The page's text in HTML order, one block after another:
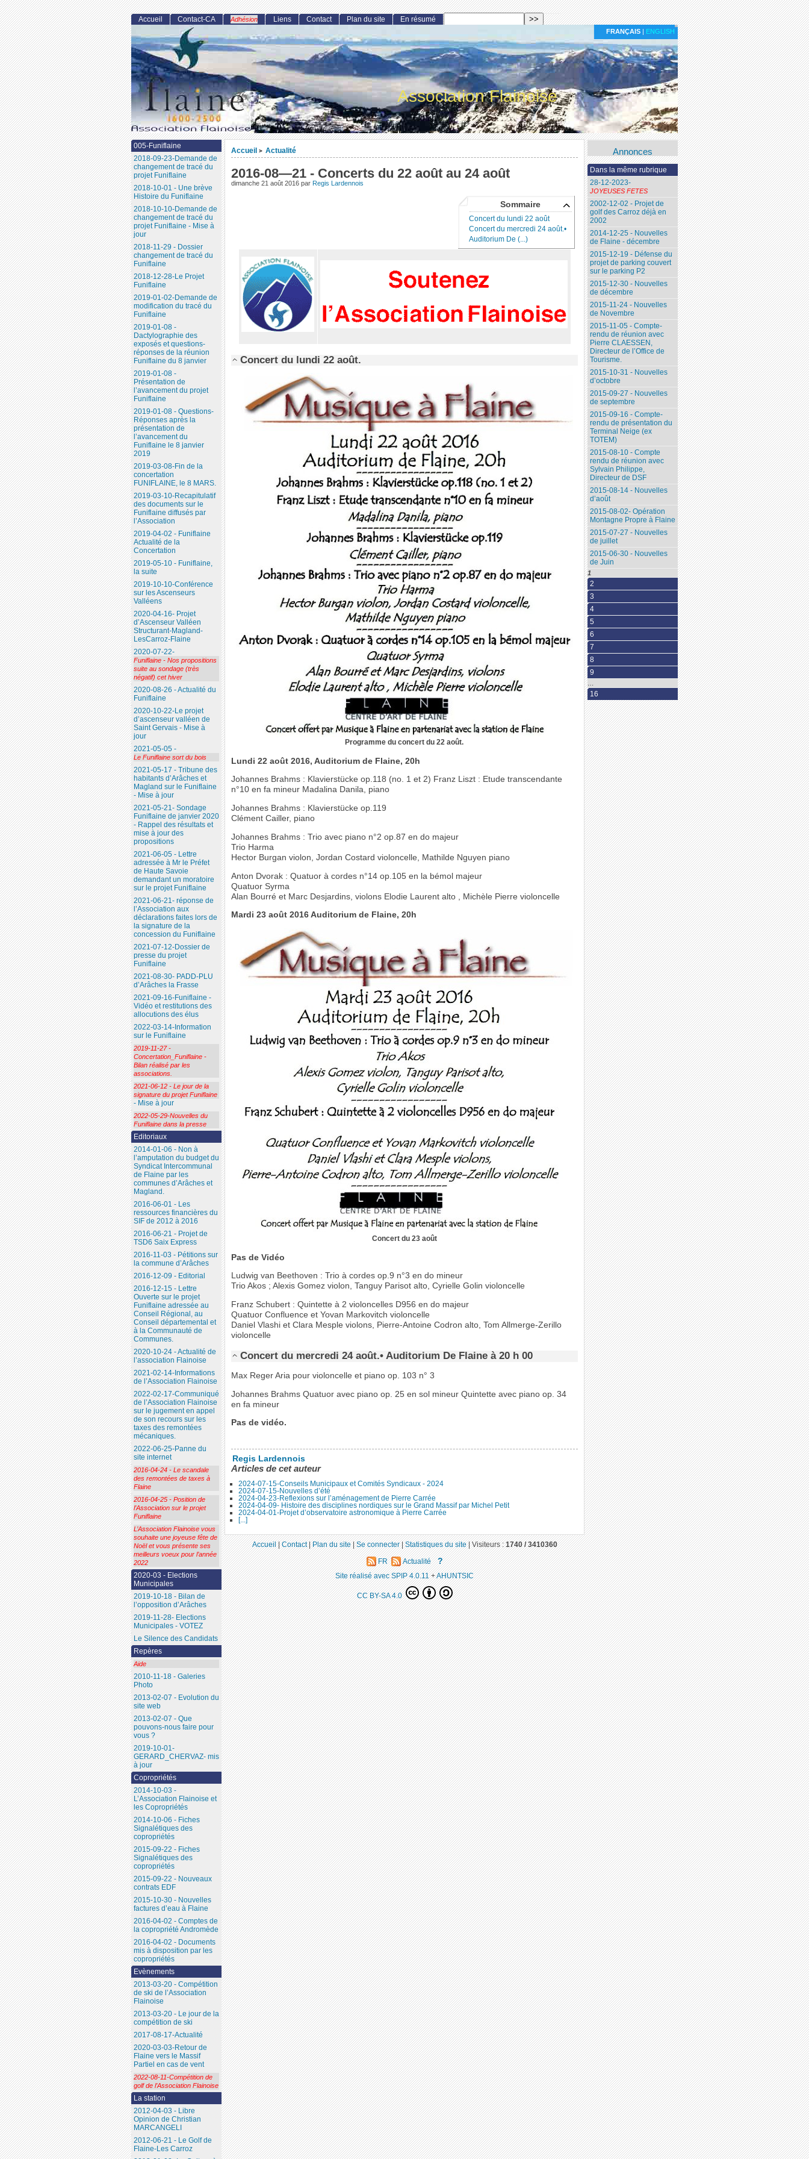
Association Flainoise
Accueil > Actualité
2016-08—21 - Concerts du 22 août au 24 août
dimanche 21 août 2016 par Regis Lardennois
Sommaire
Concert du lundi 22 août
Concert du mercredi 24 août.•
Auditorium De (...)
Concert du lundi 22 août.
Programme du concert du 22 août.
Lundi 22 août 2016, Auditorium de Flaine, 20h
Johannes Brahms : Klavierstücke op.118 (no. 1 et 2) Franz Liszt : Etude transcendante
n°10 en fa mineur Madalina Danila, piano
Johannes Brahms : Klavierstücke op.119
Clément Cailler, piano
Johannes Brahms : Trio avec piano n°2 op.87 en do majeur
Trio Harma
Hector Burgan violon, Jordan Costard violoncelle, Mathilde Nguyen piano
Anton Dvorak : Quatuor à cordes n°14 op.105 en la bémol majeur
Quatuor Syrma
Alan Bourré et Marc Desjardins, violons Elodie Laurent alto , Michèle Pierre violoncelle
Mardi 23 août 2016 Auditorium de Flaine, 20h
Concert du 23 août
Pas de Vidéo
Ludwig van Beethoven : Trio à cordes op.9 n°3 en do mineur
Trio Akos ; Alexis Gomez violon, Tanguy Parisot alto, Cyrielle Golin violoncelle
Franz Schubert : Quintette à 2 violoncelles D956 en do majeur
Quatuor Confluence et Yovan Markovitch violoncelle
Daniel Vlashi et Clara Mesple violons, Pierre-Antoine Codron alto, Tom Allmerge-Zerillo
violoncelle
Concert du mercredi 24 août.• Auditorium De Flaine à 20 h 00
Max Reger Aria pour violoncelle et piano op. 103 n° 3
Johannes Brahms Quatuor avec piano op. 25 en sol mineur Quintette avec piano op. 34
en fa mineur
Pas de vidéo.
Regis Lardennois
Articles de cet auteur
2024-07-15-Conseils Municipaux et Comités Syndicaux - 2024
2024-07-15-Nouvelles d’été
2024-04-23-Reflexions sur l’aménagement de Pierre Carrée
2024-04-09- Histoire des disciplines nordiques sur le Grand Massif par Michel Petit
2024-04-01-Projet d’observatoire astronomique à Pierre Carrée
[...]
Annonces
Dans la même rubrique
28-12-2023-
JOYEUSES FETES
2002-12-02 - Projet de
golf des Carroz déjà en
2002
2014-12-25 - Nouvelles
de Flaine - décembre
2015-12-19 - Défense du
projet de parking couvert
sur le parking P2
2015-12-30 - Nouvelles
de décembre
2015-11-24 - Nouvelles
de Novembre
2015-11-05 - Compte-
rendu de réunion avec
Pierre CLAESSEN,
Directeur de l’Office de
Tourisme.
2015-10-31 - Nouvelles
d’octobre
2015-09-27 - Nouvelles
de septembre
2015-09-16 - Compte-
rendu de présentation du
Terminal Neige (ex
TOTEM)
2015-08-10 - Compte
rendu de réunion avec
Sylvain Philippe,
Directeur de DSF
2015-08-14 - Nouvelles
d’août
2015-08-02- Opération
Montagne Propre à Flaine
2015-07-27 - Nouvelles
de juillet
2015-06-30 - Nouvelles
de Juin
1
2
3
4
5
6
7
8
9
…
16
Accueil Contact-CA Adhésion Liens Contact Plan du site En résumé
005-Funiflaine
2018-09-23-Demande de
changement de tracé du
projet Funiflaine
2018-10-01 - Une brève
Histoire du Funiflaine
2018-10-10-Demande de
changement de tracé du
projet Funiflaine - Mise à
jour
2018-11-29 - Dossier
changement de tracé du
Funiflaine
2018-12-28-Le Projet
Funiflaine
2019-01-02-Demande de
modification du tracé du
Funiflaine
2019-01-08 -
Dactylographie des
exposés et questions-
réponses de la réunion
Funiflaine du 8 janvier
2019-01-08 -
Présentation de
l’avancement du projet
Funiflaine
2019-01-08 - Questions-
Réponses après la
présentation de
l’avancement du
Funiflaine le 8 janvier
2019
2019-03-08-Fin de la
concertation
FUNIFLAINE, le 8 MARS.
2019-03-10-Recapitulatif
des documents sur le
Funiflaine diffusés par
l’Association
2019-04-02 - Funiflaine
Actualité de la
Concertation
2019-05-10 - Funiflaine,
la suite
2019-10-10-Conférence
sur les Ascenseurs
Valléens
2020-04-16- Projet
d’Ascenseur Valléen
Structurant-Magland-
LesCarroz-Flaine
2020-07-22-
Funiflaine - Nos propositions
suite au sondage (très
négatif) cet hiver
2020-08-26 - Actualité du
Funiflaine
2020-10-22-Le projet
d’ascenseur valléen de
Saint Gervais - Mise à
jour
2021-05-05 -
Le Funiflaine sort du bois
2021-05-17 - Tribune des
habitants d’Arâches et
Magland sur le Funiflaine
- Mise à jour
2021-05-21- Sondage
Funiflaine de janvier 2020
- Rappel des résultats et
mise à jour des
propositions
2021-06-05 - Lettre
adressée à Mr le Préfet
de Haute Savoie
demandant un moratoire
sur le projet Funiflaine
2021-06-21- réponse de
l’Association aux
déclarations faites lors de
la signature de la
concession du Funiflaine
2021-07-12-Dossier de
presse du projet
Funiflaine
2021-08-30- PADD-PLU
d’Arâches la Frasse
2021-09-16-Funiflaine -
Vidéo et restitutions des
allocutions des élus
2022-03-14-Information
sur le Funiflaine
2019-11-27 -
Concertation_Funiflaine -
Bilan réalisé par les
associations.
2021-06-12 - Le jour de la
signature du projet Funiflaine
- Mise à jour
2022-05-29-Nouvelles du
Funiflaine dans la presse
Editoriaux
2014-01-06 - Non à
l’amputation du budget du
Syndicat Intercommunal
de Flaine par les
communes d’Arâches et
Magland.
2016-06-01 - Les
ressources financières du
SIF de 2012 à 2016
2016-06-21 - Projet de
TSD6 Saix Express
2016-11-03 - Pétitions sur
la commune d’Arâches
2016-12-09 - Editorial
2016-12-15 - Lettre
Ouverte sur le projet
Funiflaine adressée au
Conseil Régional, au
Conseil départemental et
à la Communauté de
Communes.
2020-10-24 - Actualité de
l’association Flainoise
2021-02-14-Informations
de l’Association Flainoise
2022-02-17-Communiqué
de l’Association Flainoise
sur le jugement en appel
de son recours sur les
taxes des remontées
mécaniques.
2022-06-25-Panne du
site internet
2016-04-24 - Le scandale
des remontées de taxes à
Flaine
2016-04-25 - Position de
l’Association sur le projet
Funiflaine
L’Association Flainoise vous
souhaite une joyeuse fête de
Noël et vous présente ses
meilleurs voeux pour l’année
2022
2020-03 - Elections
Municipales
2019-10-18 - Bilan de
l’opposition d’Arâches
2019-11-28- Elections
Municipales - VOTEZ
Le Silence des Candidats
Repères
Aide
2010-11-18 - Galeries
Photo
2013-02-07 - Evolution du
site web
2013-02-07 - Que
pouvons-nous faire pour
vous ?
2019-10-01-
GERARD_CHERVAZ- mis
à jour
Copropriétés
2014-10-03 -
L’Association Flainoise et
les Copropriétés
2014-10-06 - Fiches
Signalétiques des
copropriétés
2015-09-22 - Fiches
Signalétiques des
copropriétés
2015-09-22 - Nouveaux
contrats EDF
2015-10-30 - Nouvelles
factures d’eau à Flaine
2016-04-02 - Comptes de
la copropriété Andromède
2016-04-02 - Documents
mis à disposition par les
copropriétés
Evènements
2013-03-20 - Compétition
de ski de l’Association
Flainoise
2013-03-20 - Le jour de la
compétition de ski
2017-08-17-Actualité
2020-03-03-Retour de
Flaine vers le Massif
Partiel en cas de vent
2022-08-11-Compétition de
golf de l’Association Flainoise
La station
2012-04-03 - Libre
Opinion de Christian
MARCANGELI
2012-06-21 - Le Golf de
Flaine-Les Carroz
Accueil|Contact|Plan du site|Se connecter|Statistiques du site|Visiteurs :1740 / 3410360
FR Actualité ?
Site réalisé avec SPIP 4.0.11+AHUNTSIC
CC BY-SA 4.0
FRANÇAIS | ENGLISH